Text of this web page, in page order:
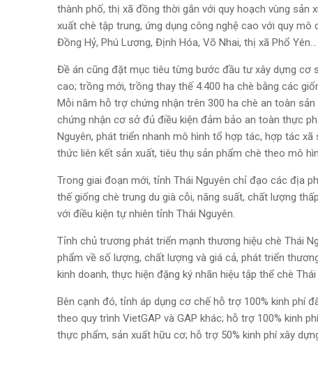
thành phố, thị xã đồng thời gắn với quy hoạch vùng sản
xuất chè tập trung, ứng dụng công nghệ cao với quy mô
Đồng Hỷ, Phú Lương, Định Hóa, Võ Nhai, thị xã Phổ Yên...
Đề án cũng đặt mục tiêu từng bước đầu tư xây dựng cơ
cao; trồng mới, trồng thay thế 4.400 ha chè bằng các
Mỗi năm hỗ trợ chứng nhận trên 300 ha chè an toàn
chứng nhận cơ sở đủ điều kiện đảm bảo an toàn thực
Nguyên, phát triển nhanh mô hình tổ hợp tác, hợp tác
thức liên kết sản xuất, tiêu thụ sản phẩm chè theo mô
Trong giai đoạn mới, tỉnh Thái Nguyên chỉ đạo các địa
thế giống chè trung du già cỗi, năng suất, chất lượng
với điều kiện tự nhiên tỉnh Thái Nguyên.
Tỉnh chủ trương phát triển mạnh thương hiệu chè Thái
phẩm về số lượng, chất lượng và giá cả, phát triển
kinh doanh, thực hiện đặng ký nhãn hiệu tập thể chè
Bên cạnh đó, tỉnh áp dụng cơ chế hỗ trợ 100% kinh phí
theo quy trình VietGAP và GAP khác; hỗ trợ 100% kinh
thực phẩm, sản xuất hữu cơ; hỗ trợ 50% kinh phí xây